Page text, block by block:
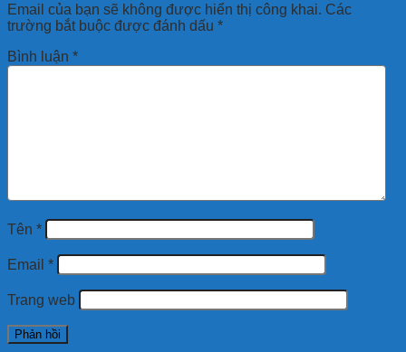
Email của bạn sẽ không được hiển thị công khai. Các
trường bắt buộc được đánh dấu *
Bình luận *
Tên *
Email *
Trang web